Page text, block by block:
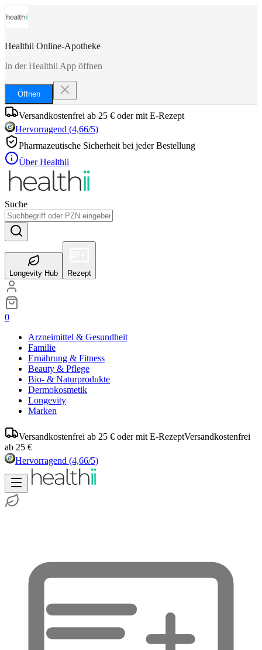
Healthii Online-Apotheke
In der Healthii App öffnen
Öffnen
Versandkostenfrei ab 25 € oder mit E-Rezept
Hervorragend (4,66/5)
Pharmazeutische Sicherheit bei jeder Bestellung
Über Healthii
Suche
Longevity Hub Rezept
0
Arzneimittel & Gesundheit
Familie
Ernährung & Fitness
Beauty & Pflege
Bio- & Naturprodukte
Dermokosmetik
Longevity
Marken
Versandkostenfrei ab 25 € oder mit E-RezeptVersandkostenfrei
ab 25 €
Hervorragend (4,66/5)